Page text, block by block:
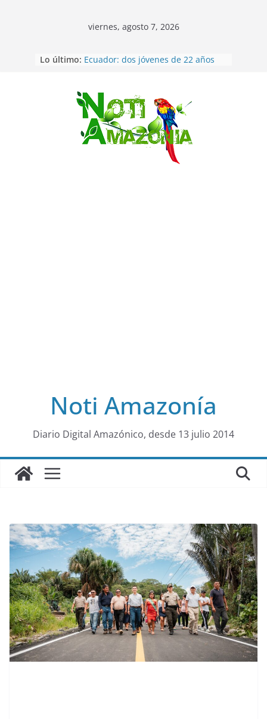
Saltar
al
viernes, agosto 7, 2026
Lo último: Ecuador: dos jóvenes de 22 años
Sentencian a 34 años de prisión a
implicados en caso de Alison,
oriunda de Tena
Vozinha, el arquero sensación de
cabo Verde, ya llegó para
incorporarse a Colo Colo de Chile
Pastaza: la parroquia Diez de
Noti Amazonía
Diario Digital Amazónico, desde 13 julio 2014